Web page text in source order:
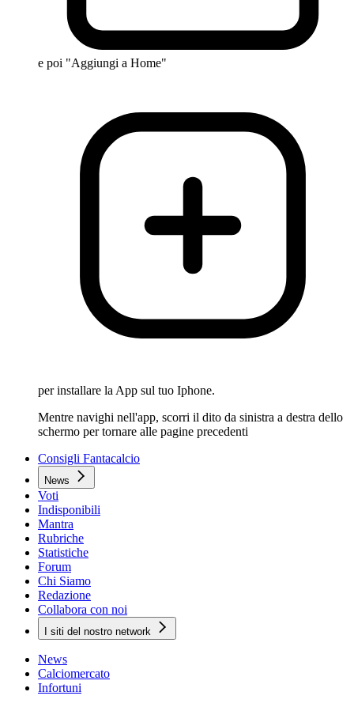
e poi "Aggiungi a Home"
per installare la App sul tuo Iphone.
Mentre navighi nell'app, scorri il dito da sinistra a destra dello
schermo per tornare alle pagine precedenti
Consigli Fantacalcio
News
Voti
Indisponibili
Mantra
Rubriche
Statistiche
Forum
Chi Siamo
Redazione
Collabora con noi
I siti del nostro network
News
Calciomercato
Infortuni